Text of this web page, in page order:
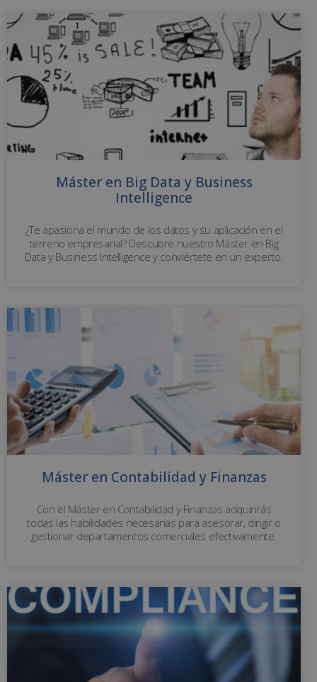
Máster en Big Data y Business
Intelligence
¿Te apasiona el mundo de los datos y su aplicación en el
terreno empresarial? Descubre nuestro Máster en Big
Data y Business Intelligence y conviértete en un experto.
Máster en Contabilidad y Finanzas
Con el Máster en Contabilidad y Finanzas adquirirás
todas las habilidades necesarias para asesorar, dirigir o
gestionar departamentos comerciales efectivamente.